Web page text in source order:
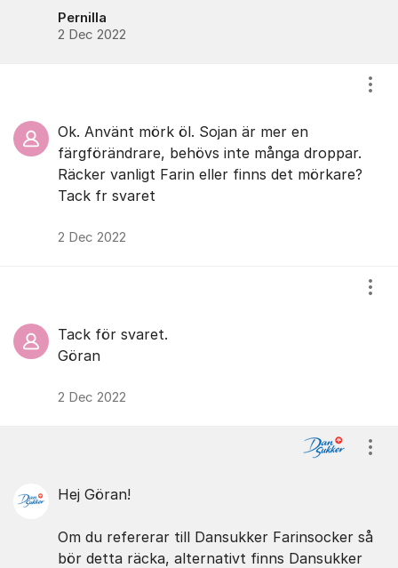
Pernilla
2 Dec 2022
Ok. Använt mörk öl. Sojan är mer en
färgförändrare, behövs inte många droppar.
Räcker vanligt Farin eller finns det mörkare?
Tack fr svaret
2 Dec 2022
Tack för svaret.
Göran
2 Dec 2022
Hej Göran!
Om du refererar till Dansukker Farinsocker så
bör detta räcka, alternativt finns Dansukker